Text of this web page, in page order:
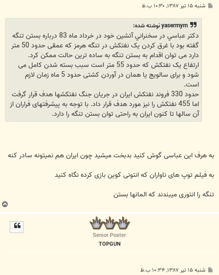
پ شنبه ۱۵ تیر ۱۳۸۷, ۱۰:۳۰ ب.ظ
yasermym نوشته شده:
دکتر عباسي در سخنراني آتشين خود در خرداد ماه 83 درباره بستن تنگه
گفته بود با غرق کردن يک نفتکش در تنگه هرمز که عمقی حدود 50 متر
دارد می توان اقدام به بستن تنگه به ساده ترین حالت ممکن کرد.
ارتفاع یک نفتکش که حدود 55 متر است سبب بسته شدن کامل می
شود و برای سالویج یا همان در آوردن کشتی حدود 5 ماه زمان لازم
است.
حدود 330 فروند نفتکش ایران در جریان جنگ نفتکشها هدف قرار گرفت
اما 455 نفتکش را نیز مورد هدف قرار داد. با توجه به پیشرفتهای فراران از
آن سالها تا کنون ایران به راحتی توان بستن تنگه را دارد.
به هرف اين عباسی گوش کنيد بدبخت ميشيد چون ايران هم نميتونه سادر کنه
به فيلم توپ های ناواران که انتونی کوين بازی کرده نگاه کنيد
تنگه را انتوری ميبندند که المانها بستن
ب
ا
Senior Poster
TOPGUN
پ شنبه ۱۵ تیر ۱۳۸۷, ۱۰:۳۴ ب.ظ